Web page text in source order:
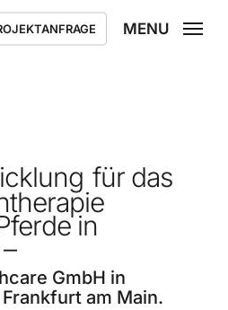
MENU
für das
in
GmbH in
am Main.